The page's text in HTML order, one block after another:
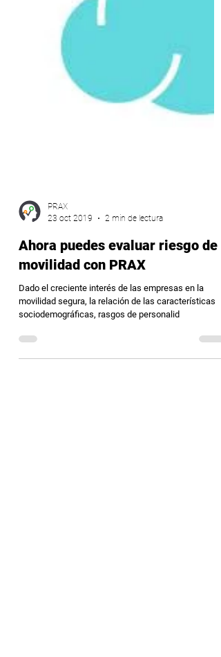
23 oct 2019
2 min de lectura
Ahora puedes evaluar riesgo de
movilidad con PRAX
Dado el creciente interés de las empresas en la
sociodemográficas, rasgos de personalid